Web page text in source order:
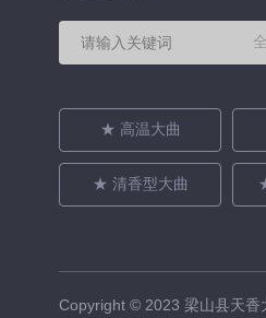
★ 高温大曲
★ 清香型大曲
Copyright © 2023 梁山县天香